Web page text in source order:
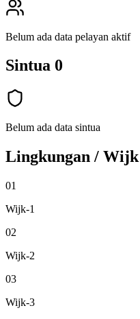
Belum ada data pelayan aktif
Sintua 0
Belum ada data sintua
Lingkungan / Wijk
01
Wijk-1
02
Wijk-2
03
Wijk-3